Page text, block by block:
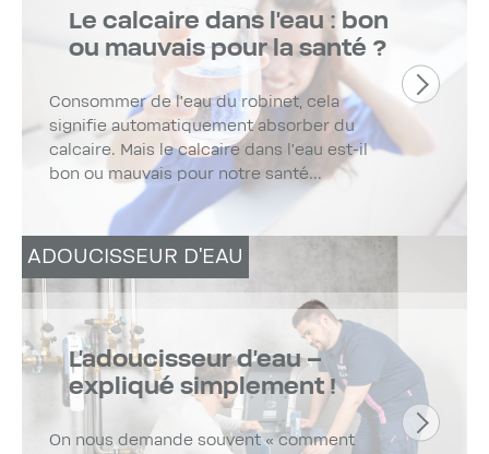
Le calcaire dans l’eau : bon
ou mauvais pour la santé ?
Consommer de l’eau du robinet, cela
signifie automatiquement absorber du
calcaire. Mais le calcaire dans l’eau est-il
bon ou mauvais pour notre santé...
ADOUCISSEUR D'EAU
L’adoucisseur d’eau –
expliqué simplement !
On nous demande souvent « comment